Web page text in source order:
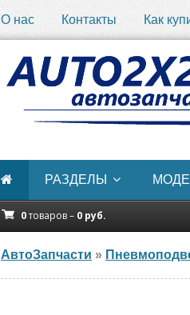
О нас Контакты Как
РАЗДЕЛЫ
0товаров – 0 руб.
АвтоЗапчасти »